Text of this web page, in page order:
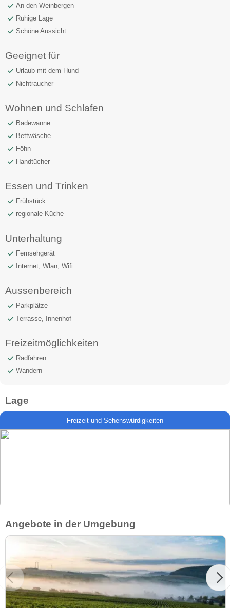
An den Weinbergen
Ruhige Lage
Schöne Aussicht
Geeignet für
Urlaub mit dem Hund
Nichtraucher
Wohnen und Schlafen
Badewanne
Bettwäsche
Föhn
Handtücher
Essen und Trinken
Frühstück
regionale Küche
Unterhaltung
Fernsehgerät
Internet, Wlan, Wifi
Aussenbereich
Parkplätze
Terrasse, Innenhof
Freizeitmöglichkeiten
Radfahren
Wandern
Lage
Freizeit und Sehenswürdigkeiten
Angebote in der Umgebung